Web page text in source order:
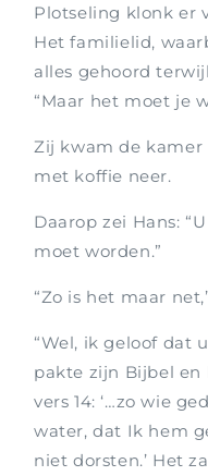
Plotseling klonk er
Het familielid,
alles gehoord
“Maar het moet je
Zij kwam de
met koffie neer.
Daarop zei Hans:
moet worden.”
“Zo is het maar
“Wel, ik geloof dat
pakte zijn Bijbel en
vers 14: ‘…zo wie
water, dat Ik hem
niet dorsten.’ Het